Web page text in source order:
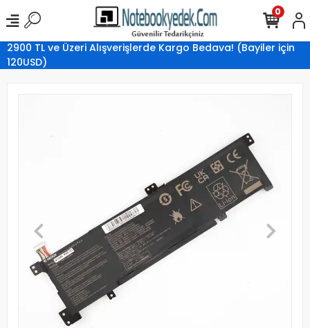
2900 TL ve Üzeri Alışverişlerde Kargo Bedava! (Bayiler için
120USD)
0